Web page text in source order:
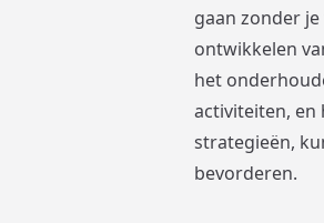
gaan zonder
ontwikkelen
het
activiteiten, en
strategieën,
bevorderen.